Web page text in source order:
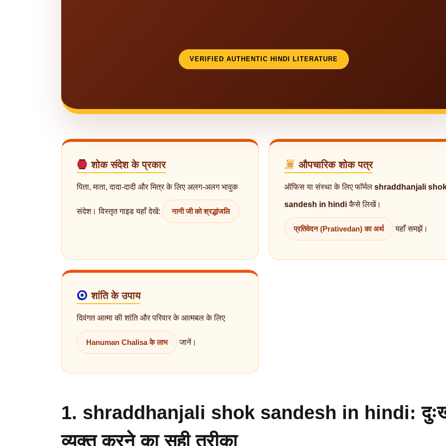
VERIFIED AUTHENTIC HINDI LITERATURE
शोक संदेश के प्रकार
पिता, माता, दादा-दादी और मित्र के लिए अलग-अलग भावुक
संदेश। विस्तृत गाइड यहाँ देखें: नानी जी को श्रद्धांजलि
औपचारिक शोक पत्र
ऑफिस या संस्था के लिए फॉर्मल shraddhanjali
sandesh in hindiकैसे लिखें।
प्रतिवेदन (Prativedan) का अर्थ यहाँ समझें।
शांति के उपाय
दिवंगत आत्मा की शांति और परिवार के आत्मबल के लिए
Hanuman Chalisa के लाभ जानें।
1. shraddhanjali shok sandesh in hindi:
व्यक्त करने का सही तरीका